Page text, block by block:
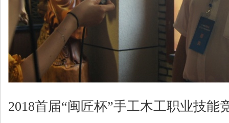
2018首届“闽匠杯”手工木工职业技能